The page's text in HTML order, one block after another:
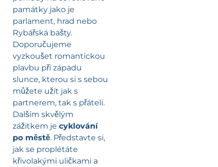
památky jako je
parlament, hrad nebo
Rybářská bašty.
Doporučujeme
vyzkoušet romantickou
plavbu při západu
slunce, kterou si s sebou
můžete užít jak s
partnerem, tak s přáteli.
Dalším skvělým
zážitkem je cyklování
po městě. Představte si,
jak se proplétáte
křivolakými uličkami a